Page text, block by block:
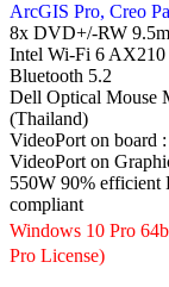
ArcGIS Pro, Creo
8x DVD+/-RW
Intel Wi-Fi 6 AX210
Bluetooth 5.2
Dell Optical Mouse
(Thailand)
VideoPort on board
VideoPort on
550W 90% efficient
compliant
Windows 10 Pro
Pro License)